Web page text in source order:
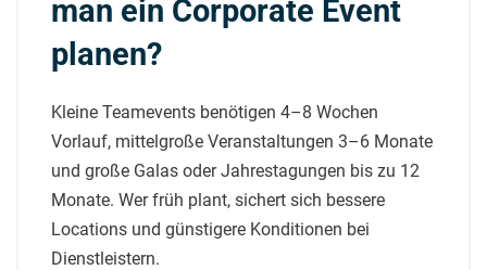
man ein Corporate Event
planen?
Kleine Teamevents benötigen 4–8 Wochen
Vorlauf, mittelgroße Veranstaltungen 3–6 Monate
und große Galas oder Jahrestagungen bis zu 12
Monate. Wer früh plant, sichert sich bessere
Locations und günstigere Konditionen bei
Dienstleistern.